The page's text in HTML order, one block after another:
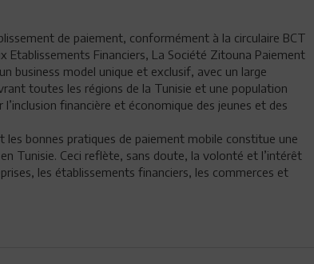
de paiement, conformément à la circulaire BCT
Etablissements Financiers, La Société Zitouna Paiement
business model unique et exclusif, avec un large
toutes les régions de la Tunisie et une population
financière et économique des jeunes et des
les bonnes pratiques de paiement mobile constitue une
Tunisie. Ceci reflète, sans doute, la volonté et l’intérêt
les établissements financiers, les commerces et